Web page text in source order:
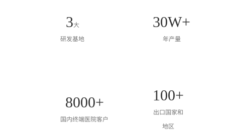
3大
研发基地
30W+
年产量
8000+
国内终端医院客户
100+
出口国家和
地区